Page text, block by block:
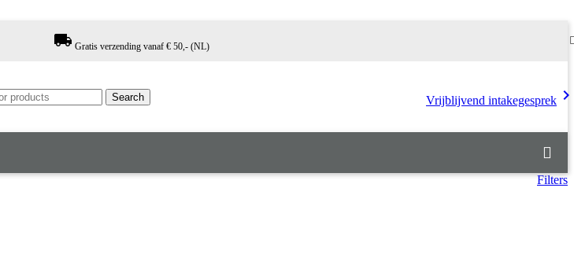
local_shipping Gratis verzending vanaf € 50,- (NL)
Search Vrijblijvend intakegesprek
Filters